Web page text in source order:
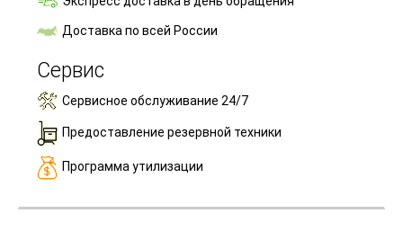
Доставка по всей России
Сервис
Сервисное обслуживание 24/7
Предоставление резервной техники
Программа утилизации